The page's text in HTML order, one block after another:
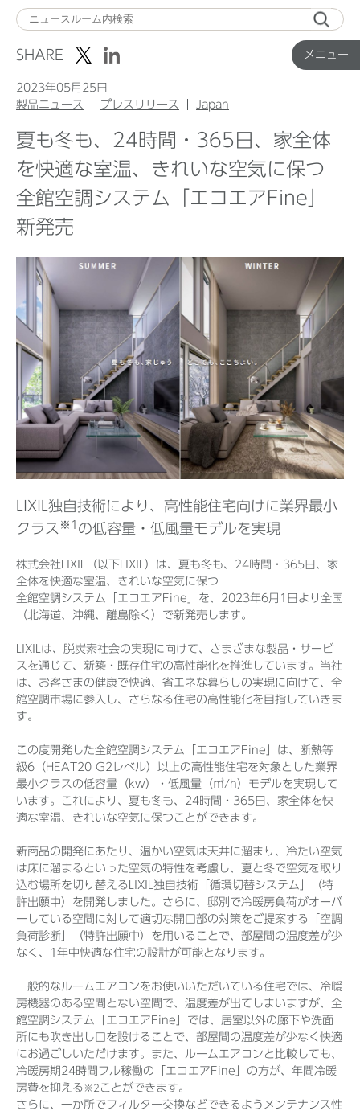
メニュー
ニ
ュ
Top
企業ニュース
グローバル製品ニュース
IR ニュース
Before 2020
企業ニュースアーカイブ
SHARE
2023年05月25日
製品ニュース
プレスリリース Japan
夏も冬も、24時間・365日、家全体
を快適な室温、きれいな空気に保つ
全館空調システム「エコエアFine」
新発売
LIXIL独自技術により、高性能住宅向けに業界最小
クラス ※1 の低容量・低風量モデルを実現
株式会社LIXIL（以下LIXIL）は、夏も冬も、24時間・365日、家
全体を快適な室温、きれいな空気に保つ
全館空調システム「エコエアFine」を、2023年6月1日より全国
（北海道、沖縄、離島除く）で新発売します。
LIXILは、脱炭素社会の実現に向けて、さまざまな製品・サービ
スを通じて、新築・既存住宅の高性能化を推進しています。当社
は、お客さまの健康で快適、省エネな暮らしの実現に向けて、全
館空調市場に参入し、さらなる住宅の高性能化を目指していきま
す。
この度開発した全館空調システム「エコエアFine」は、断熱等
級6（HEAT20 G2レベル）以上の高性能住宅を対象とした業界
最小クラスの低容量（kw）・低風量（㎥/h）モデルを実現して
います。これにより、夏も冬も、24時間・365日、家全体を快
適な室温、きれいな空気に保つことができます。
新商品の開発にあたり、温かい空気は天井に溜まり、冷たい空気
は床に溜まるといった空気の特性を考慮し、夏と冬で空気を取り
込む場所を切り替えるLIXIL独自技術「循環切替システム」（特
許出願中）を開発しました。さらに、邸別で冷暖房負荷がオーバ
ーしている空間に対して適切な開口部の対策をご提案する「空調
負荷診断」（特許出願中）を用いることで、部屋間の温度差が少
なく、1年中快適な住宅の設計が可能となります。
一般的なルームエアコンをお使いいただいている住宅では、冷暖
房機器のある空間とない空間で、温度差が出てしまいますが、全
館空調システム「エコエアFine」では、居室以外の廊下や洗面
所にも吹き出し口を設けることで、部屋間の温度差が少なく快適
にお過ごしいただけます。また、ルームエアコンと比較しても、
冷暖房期24時間フル稼働の「エコエアFine」の方が、年間冷暖
房費を抑える※2 ことができます。
さらに、一か所でフィルター交換などできるようメンテナンス性